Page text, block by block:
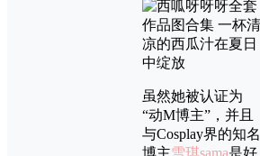
虽然她被认证为
“动M博主”，并且
与Cosplay界的知名
博主雪琪sama是好